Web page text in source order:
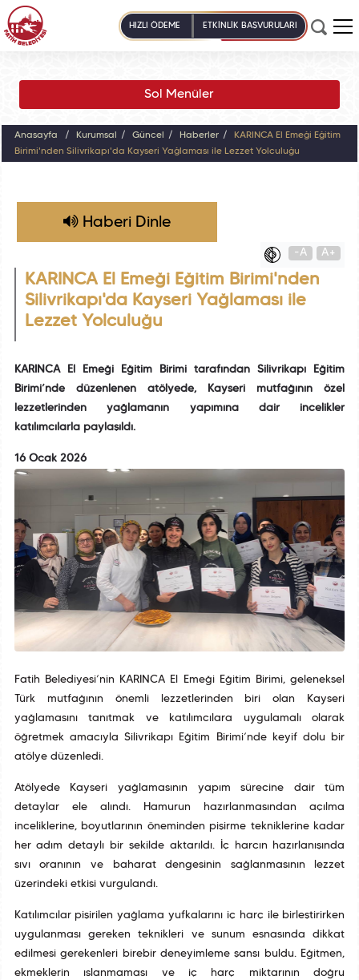
HIZLI ÖDEME ETKİNLİK BAŞVURULARI
Sol Menüler
Anasayfa Kurumsal Güncel Haberler
KARINCA El Emeği Eğitim
Birimi'nden Silivrikapı'da Kayseri Yağlaması ile Lezzet Yolculuğu
Haberi Dinle
-A A+
KARINCA El Emeği Eğitim Birimi'nden
Silivrikapı'da Kayseri Yağlaması ile
Lezzet Yolculuğu
KARINCA El Emeği Eğitim Birimi tarafından Silivrikapı Eğitim
Birimi’nde düzenlenen atölyede, Kayseri mutfağının özel
lezzetlerinden yağlamanın yapımına dair incelikler
katılımcılarla paylaşıldı.
16 Ocak 2026
Fatih Belediyesi’nin KARINCA El Emeği Eğitim Birimi, geleneksel
Türk mutfağının önemli lezzetlerinden biri olan Kayseri
yağlamasını tanıtmak ve katılımcılara uygulamalı olarak
öğretmek amacıyla Silivrikapı Eğitim Birimi’nde keyif dolu bir
atölye düzenledi.
Atölyede Kayseri yağlamasının yapım sürecine dair tüm
detaylar ele alındı. Hamurun hazırlanmasından açılma
inceliklerine, boyutlarının öneminden pişirme tekniklerine kadar
her adım detaylı bir şekilde aktarıldı. İç harcın hazırlanışında
sıvı oranının ve baharat dengesinin sağlanmasının lezzet
üzerindeki etkisi vurgulandı.
Katılımcılar pişirilen yağlama yufkalarını iç harç ile birleştirirken
uygulanması gereken teknikleri ve sunum esnasında dikkat
edilmesi gerekenleri birebir deneyimleme şansı buldu. Eğitmen,
ekmeklerin ıslanmaması ve iç harç miktarının doğru